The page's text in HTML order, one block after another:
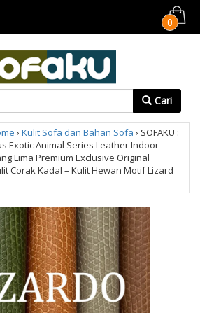
Cari
0
› Kulit Sofa dan Bahan Sofa › SOFAKU :
Exotic Animal Series Leather Indoor
Lima Premium Exclusive Original
Corak Kadal – Kulit Hewan Motif Lizard